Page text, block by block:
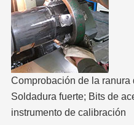
Comprobación de la ranura
Soldadura fuerte; Bits de
instrumento de calibración